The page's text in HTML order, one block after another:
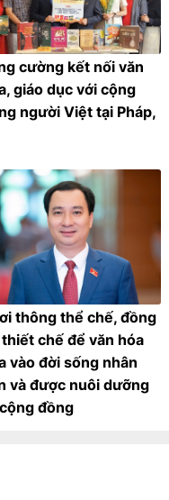
cường kết nối văn
giáo dục với cộng
người Việt tại Pháp,
thông thể chế, đồng
chế để văn hóa
vào đời sống nhân
và được nuôi dưỡng
đồng